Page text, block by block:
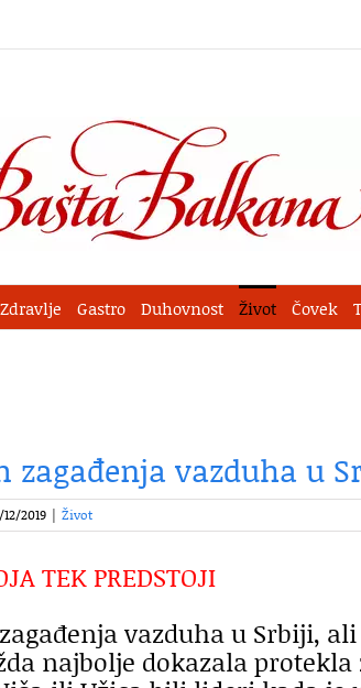
Zdravlje Gastro Duhovnost Život Čovek
zagađenja vazduha u
2019 | Život
TEK PREDSTOJI
vazduha u Srbiji,
najbolje dokazala